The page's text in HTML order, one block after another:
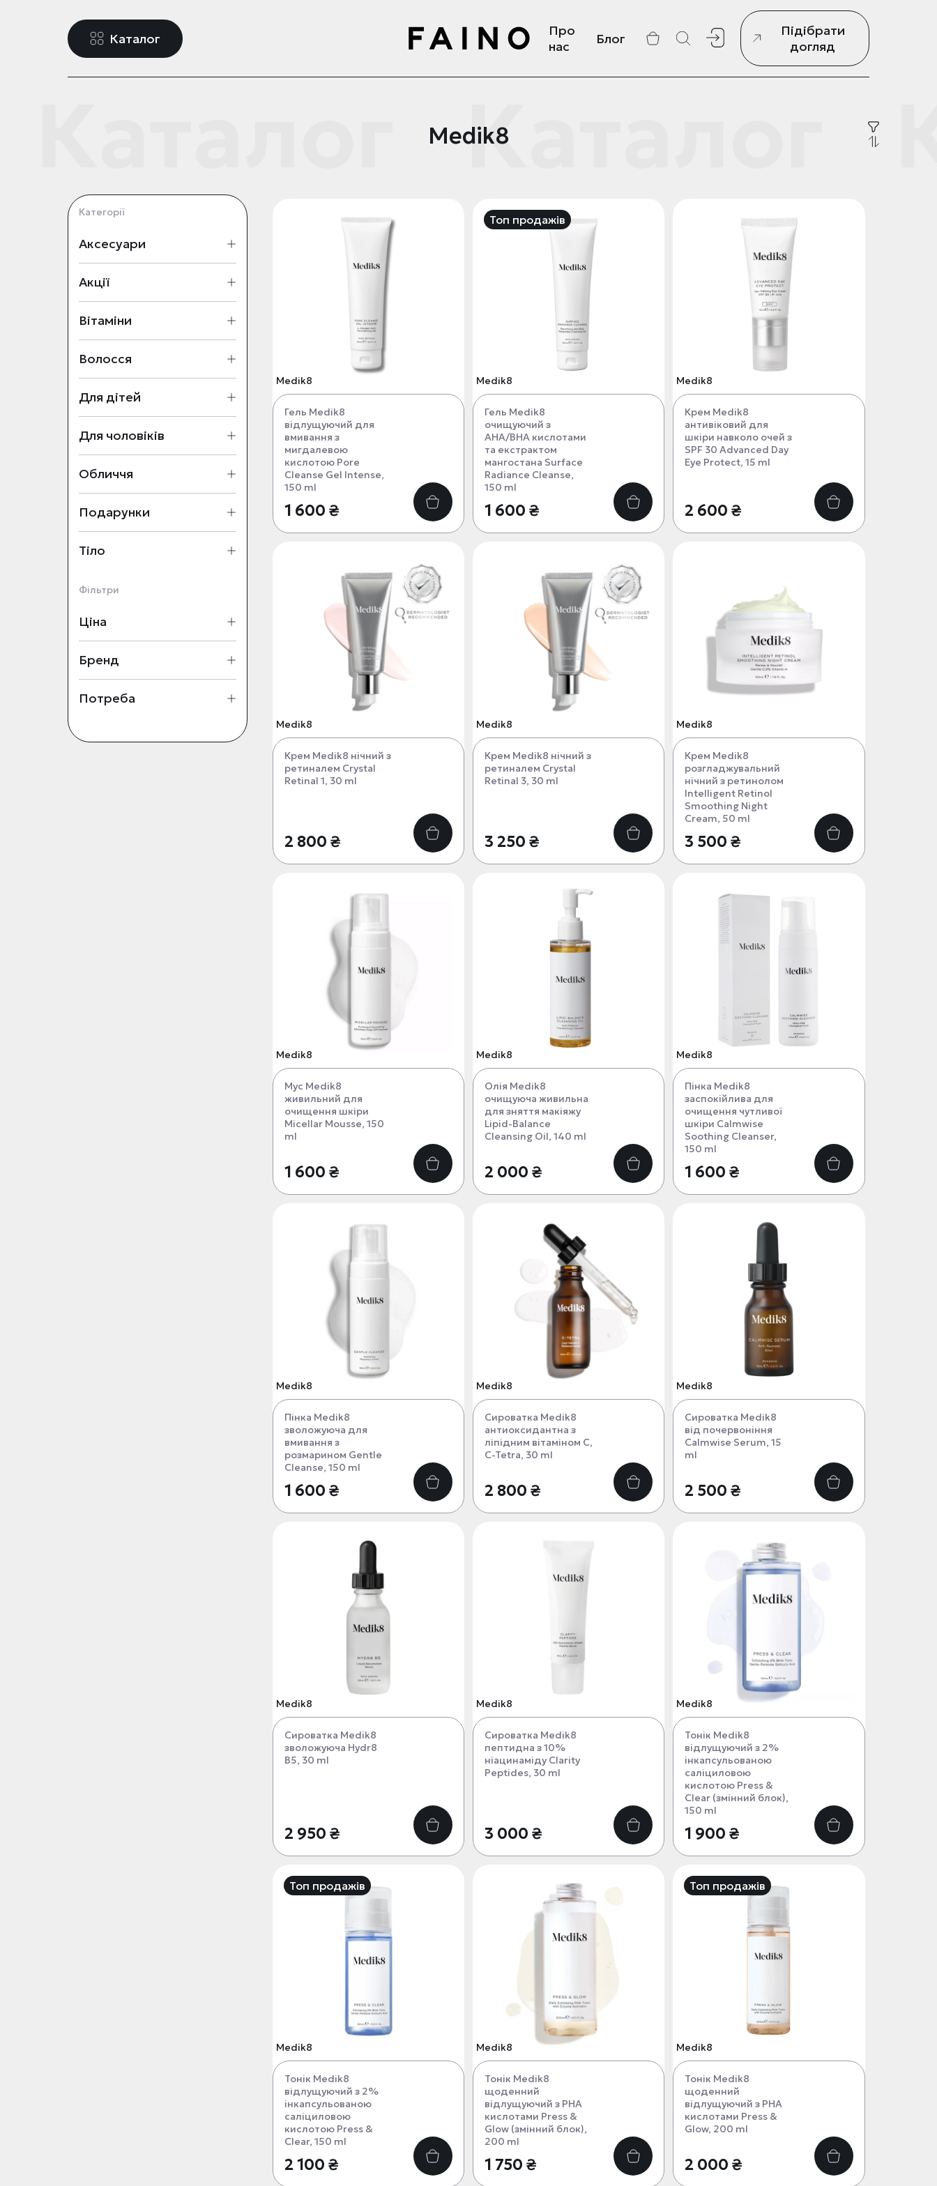
Каталог
Про
нас
Блог
Підібрати
догляд
Каталог
Medik8
Категорії
Аксесуари
Акції
Вітаміни
Волосся
Для дітей
Для чоловіків
Обличчя
Подарунки
Тіло
Фільтри
Ціна
Бренд
Потреба
Medik8
Гель Medik8
відлущуючий для
вмивання з
мигдалевою
кислотою Pore
Cleanse Gel Intense,
150 ml
1 600 ₴
Топ продажів
Medik8
Гель Medik8
очищуючий з
АНА/BHA кислотами
та екстрактом
мангостана Surface
Radiance Cleanse,
150 ml
1 600 ₴
Medik8
Крем Medik8
антивіковий для
шкіри навколо очей з
SPF 30 Advanced Day
Eye Protect, 15 ml
2 600 ₴
Medik8
Крем Medik8 нічний з
ретиналем Crystal
Retinal 1, 30 ml
2 800 ₴
Medik8
Крем Medik8 нічний з
ретиналем Crystal
Retinal 3, 30 ml
3 250 ₴
Medik8
Крем Medik8
розгладжувальний
нічний з ретинолом
Intelligent Retinol
Smoothing Night
Cream, 50 ml
3 500 ₴
Medik8
Мус Medik8
живильний для
очищення шкіри
Micellar Mousse, 150
ml
1 600 ₴
Medik8
Олія Medik8
очищуюча живильна
для зняття макіяжу
Lipid-Balance
Cleansing Oil, 140 ml
2 000 ₴
Medik8
Пінка Medik8
заспокійлива для
очищення чутливої
шкіри Calmwise
Soothing Cleanser,
150 ml
1 600 ₴
Medik8
Пінка Medik8
зволожуюча для
вмивання з
розмарином Gentle
Cleanse, 150 ml
1 600 ₴
Medik8
Сироватка Medik8
антиоксидантна з
ліпідним вітаміном С,
C-Tetra, 30 ml
2 800 ₴
Medik8
Сироватка Medik8
від почервоніння
Calmwise Serum, 15
ml
2 500 ₴
Medik8
Сироватка Medik8
зволожуюча Hydr8
B5, 30 ml
2 950 ₴
Medik8
Сироватка Medik8
пептидна з 10%
ніацинаміду Clarity
Peptides, 30 ml
3 000 ₴
Medik8
Тонік Medik8
відлущуючий з 2%
інкапсульованою
саліциловою
кислотою Press &
Clear (змінний блок),
150 ml
1 900 ₴
Топ продажів
Medik8
Тонік Medik8
відлущуючий з 2%
інкапсульованою
саліциловою
кислотою Press &
Clear, 150 ml
2 100 ₴
Medik8
Тонік Medik8
щоденний
відлущуючий з РНА
кислотами Press &
Glow (змінний блок),
200 ml
1 750 ₴
Топ продажів
Medik8
Тонік Medik8
щоденний
відлущуючий з РНА
кислотами Press &
Glow, 200 ml
2 000 ₴